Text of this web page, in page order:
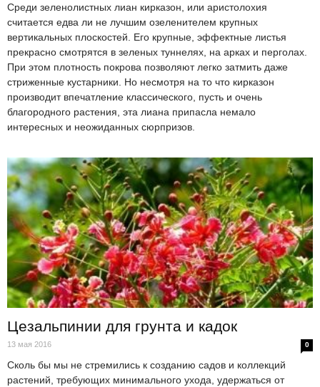
Среди зеленолистных лиан кирказон, или аристолохия
считается едва ли не лучшим озеленителем крупных
вертикальных плоскостей. Его крупные, эффектные листья
прекрасно смотрятся в зеленых туннелях, на арках и перголах.
При этом плотность покрова позволяют легко затмить даже
стриженные кустарники. Но несмотря на то что кирказон
производит впечатление классического, пусть и очень
благородного растения, эта лиана припасла немало
интересных и неожиданных сюрпризов.
Цезальпинии для грунта и кадок
13 мая 2016 0
Сколь бы мы не стремились к созданию садов и коллекций
растений, требующих минимального ухода, удержаться от